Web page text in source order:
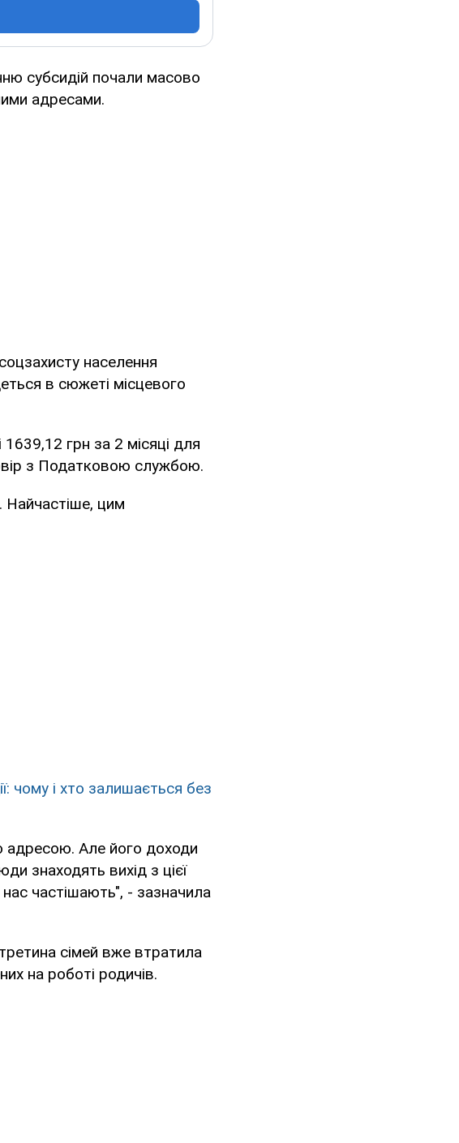
субсидій почали масово
адресами.
населення
в сюжеті місцевого
грн за 2 місяці для
з Податковою службою.
Найчастіше, цим
чому і хто залишається без
адресою. Але його доходи
знаходять вихід з цієї
нас частішають", - зазначила
сімей вже втратила
на роботі родичів.